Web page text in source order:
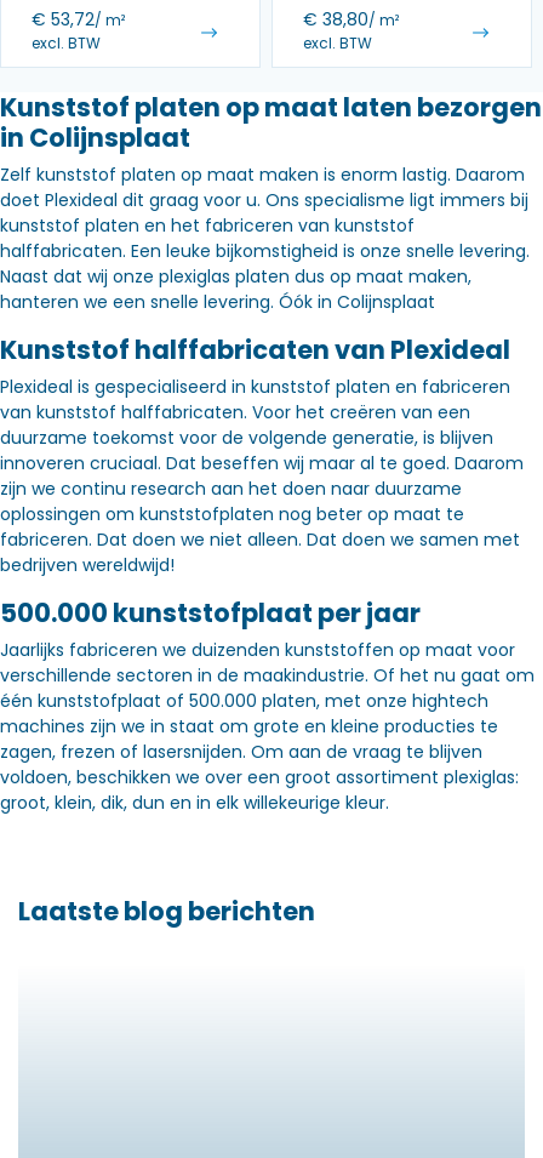
€ 53,72/ m²
excl. BTW
€ 38,80/ m²
excl. BTW
Kunststof platen op maat laten bezorgen
in Colijnsplaat
Zelf kunststof platen op maat maken is enorm lastig. Daarom
doet Plexideal dit graag voor u. Ons specialisme ligt immers bij
kunststof platen en het fabriceren van kunststof
halffabricaten. Een leuke bijkomstigheid is onze snelle levering.
Naast dat wij onze plexiglas platen dus op maat maken,
hanteren we een snelle levering. Óók in Colijnsplaat
Kunststof halffabricaten van Plexideal
Plexideal is gespecialiseerd in kunststof platen en fabriceren
van kunststof halffabricaten. Voor het creëren van een
duurzame toekomst voor de volgende generatie, is blijven
innoveren cruciaal. Dat beseffen wij maar al te goed. Daarom
zijn we continu research aan het doen naar duurzame
oplossingen om kunststofplaten nog beter op maat te
fabriceren. Dat doen we niet alleen. Dat doen we samen met
bedrijven wereldwijd!
500.000 kunststofplaat per jaar
Jaarlijks fabriceren we duizenden kunststoffen op maat voor
verschillende sectoren in de maakindustrie. Of het nu gaat om
één kunststofplaat of 500.000 platen, met onze hightech
machines zijn we in staat om grote en kleine producties te
zagen, frezen of lasersnijden. Om aan de vraag te blijven
voldoen, beschikken we over een groot assortiment plexiglas:
groot, klein, dik, dun en in elk willekeurige kleur.
Laatste blog berichten